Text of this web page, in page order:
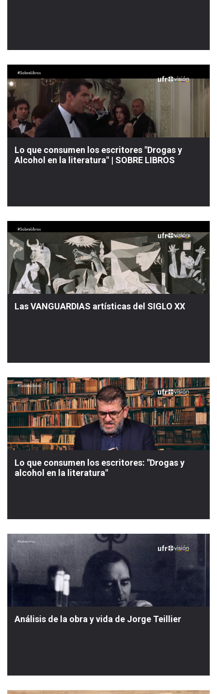
Lo que consumen los escritores "Drogas y
Alcohol en la literatura" | SOBRE LIBROS
Las VANGUARDIAS artísticas del SIGLO XX
Lo que consumen los escritores: "Drogas y
alcohol en la literatura"
Análisis de la obra y vida de Jorge Teillier